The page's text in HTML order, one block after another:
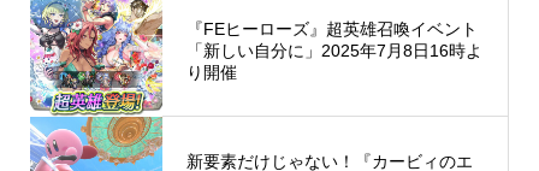
『FEヒーローズ』超英雄召喚イベント
「新しい自分に」2025年7月8日16時よ
り開催
新要素だけじゃない！『カービィのエ